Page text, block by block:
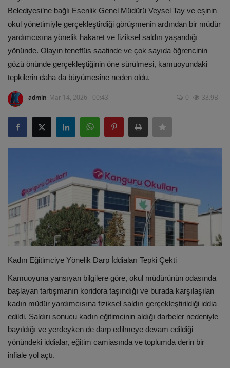
ULUSLARARASI
SAĞLIK VE YAŞAM TARZI
YEMEK
SPOR
SEYAHAT
EĞİTİM
VİDEO
Belediyesi’ne bağlı Esenlik Genel Müdürü Veysel Tay ve eşinin
okul yönetimiyle gerçekleştirdiği görüşmenin ardından bir müdür
yardımcısına yönelik hakaret ve fiziksel saldırı yaşandığı
yönünde. Olayın teneffüs saatinde ve çok sayıda öğrencinin
gözü önünde gerçekleştiğinin öne sürülmesi, kamuoyundaki
tepkilerin daha da büyümesine neden oldu.
admin Mar 14, 2026 - 00:43 0 33.9B
Kadın Eğitimciye Yönelik Darp İddiaları Tepki Çekti
Kamuoyuna yansıyan bilgilere göre, okul müdürünün odasında
başlayan tartışmanın koridora taşındığı ve burada karşılaşılan
kadın müdür yardımcısına fiziksel saldırı gerçekleştirildiği iddia
edildi. Saldırı sonucu kadın eğitimcinin aldığı darbeler nedeniyle
bayıldığı ve yerdeyken de darp edilmeye devam edildiği
yönündeki iddialar, eğitim camiasında ve toplumda derin bir
infiale yol açtı.